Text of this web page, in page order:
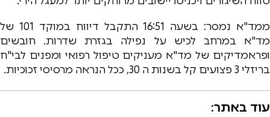
ממד"א נמסר: בשעה 16:51 התקבל דיווח במוקד 101 של
מד"א במרחב לכיש על נפילה בגזרת שדרות. חובשים
ופראמדיקים של מד"א מעניקים טיפול רפואי ומפנים לבי"ח
בריזלי 3 פצועים קל בשנות ה 30, ככל הנראה מרסיסי זכוכיות.
עוד באתר: